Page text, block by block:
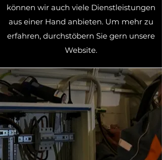
können wir auch viele Dienstleistungen
aus einer Hand anbieten. Um mehr zu
erfahren, durchstöbern Sie gern unsere
Website.